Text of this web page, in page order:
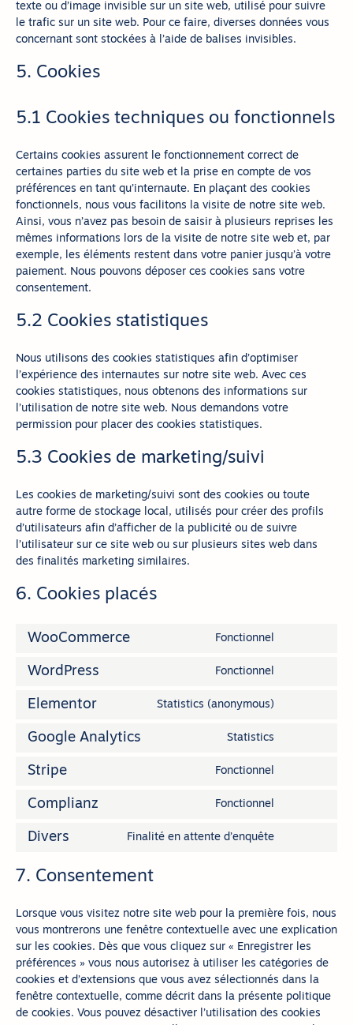
texte ou d’image invisible sur un site web, utilisé pour suivre
le trafic sur un site web. Pour ce faire, diverses données vous
concernant sont stockées à l’aide de balises invisibles.
5. Cookies
5.1 Cookies techniques ou fonctionnels
Certains cookies assurent le fonctionnement correct de
certaines parties du site web et la prise en compte de vos
préférences en tant qu’internaute. En plaçant des cookies
fonctionnels, nous vous facilitons la visite de notre site web.
Ainsi, vous n’avez pas besoin de saisir à plusieurs reprises les
mêmes informations lors de la visite de notre site web et, par
exemple, les éléments restent dans votre panier jusqu’à votre
paiement. Nous pouvons déposer ces cookies sans votre
consentement.
5.2 Cookies statistiques
Nous utilisons des cookies statistiques afin d’optimiser
l’expérience des internautes sur notre site web. Avec ces
cookies statistiques, nous obtenons des informations sur
l’utilisation de notre site web. Nous demandons votre
permission pour placer des cookies statistiques.
5.3 Cookies de marketing/suivi
Les cookies de marketing/suivi sont des cookies ou toute
autre forme de stockage local, utilisés pour créer des profils
d’utilisateurs afin d’afficher de la publicité ou de suivre
l’utilisateur sur ce site web ou sur plusieurs sites web dans
des finalités marketing similaires.
6. Cookies placés
WooCommerce Fonctionnel
WordPress Fonctionnel
Elementor Statistics (anonymous)
Google Analytics Statistics
Stripe Fonctionnel
Complianz Fonctionnel
Divers Finalité en attente d’enquête
7. Consentement
Lorsque vous visitez notre site web pour la première fois, nous
vous montrerons une fenêtre contextuelle avec une explication
sur les cookies. Dès que vous cliquez sur « Enregistrer les
préférences » vous nous autorisez à utiliser les catégories de
cookies et d’extensions que vous avez sélectionnés dans la
fenêtre contextuelle, comme décrit dans la présente politique
de cookies. Vous pouvez désactiver l’utilisation des cookies